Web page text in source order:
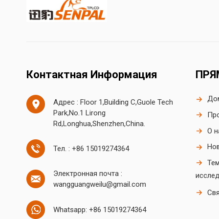
Контактная Информация
Адрес : Floor 1,Building C,Guole Tech
Park,No.1 Lirong
Rd,Longhua,Shenzhen,China.
Тел. : +86 15019274364
Электронная почта :
wangguangweilu@gmail.com
Whatsapp: +86 15019274364
О